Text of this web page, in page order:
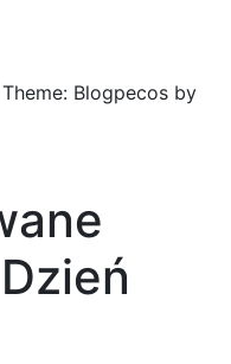
Theme: Blogpecos by